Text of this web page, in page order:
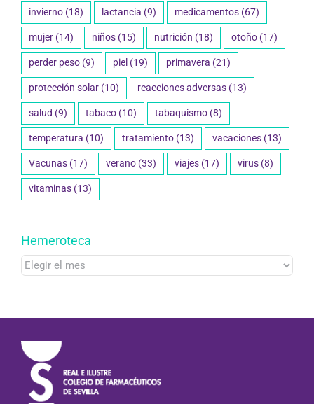
invierno (18) lactancia (9) medicamentos (67)
mujer (14) niños (15) nutrición (18) otoño (17)
perder peso (9) piel (19) primavera (21)
protección solar (10) reacciones adversas (13)
salud (9) tabaco (10) tabaquismo (8)
temperatura (10) tratamiento (13) vacaciones (13)
Vacunas (17) verano (33) viajes (17) virus (8)
vitaminas (13)
Hemeroteca
Hemeroteca